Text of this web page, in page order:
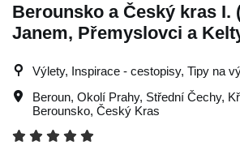
Berounsko a Český kras I.
Janem, Přemyslovci a
Výlety, Inspirace - cestopisy, Tipy na
Beroun, Okolí Prahy, Střední Čechy,
Berounsko, Český Kras